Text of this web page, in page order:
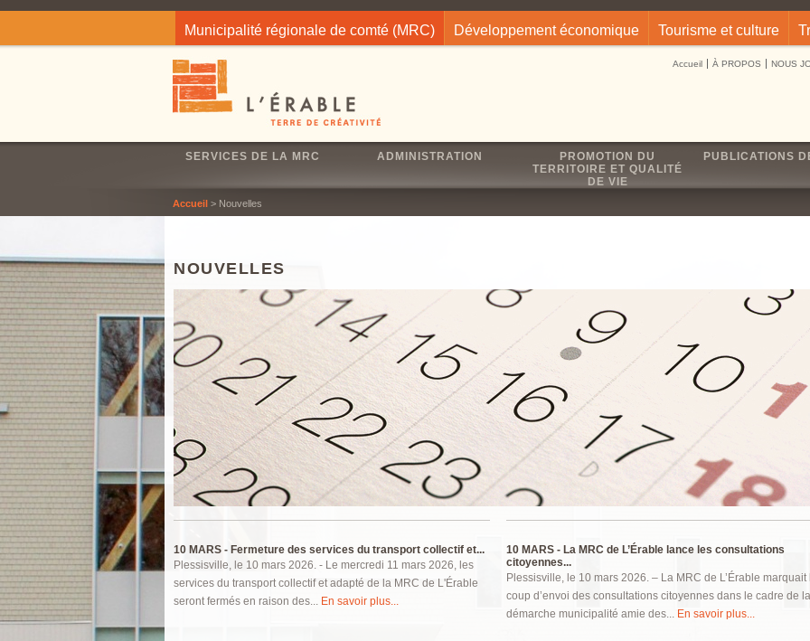
Municipalité régionale de comté (MRC) Développement économique Tourisme et culture
Accueil À PROPOS NOUS
SERVICES DE LA MRC ADMINISTRATION
PROMOTION DU
TERRITOIRE ET QUALITÉ
DE VIE
PUBLICATIONS
Accueil> Nouvelles
NOUVELLES
10 MARS - Fermeture des services du transport collectif et...
Plessisville, le 10 mars 2026. - Le mercredi 11 mars 2026, les
services du transport collectif et adapté de la MRC de L'Érable
seront fermés en raison des... En savoir plus...
10 MARS - La MRC de L’Érable lance les consultations
citoyennes...
Plessisville, le 10 mars 2026. – La MRC de L’Érable marquait
coup d’envoi des consultations citoyennes dans le cadre de la
démarche municipalité amie des... En savoir plus...
Pages